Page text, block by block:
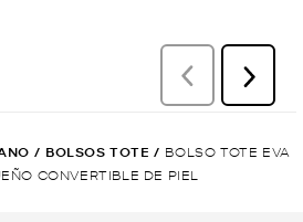
/ BOLSOS TOTE / BOLSO TOTE EVA
CONVERTIBLE DE PIEL